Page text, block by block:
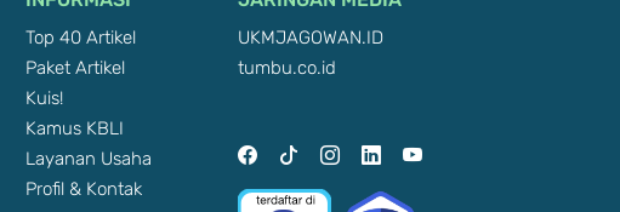
Top 40 Artikel
Paket Artikel
Kuis!
Kamus KBLI
Layanan Usaha
Profil & Kontak
UKMJAGOWAN.ID
tumbu.co.id